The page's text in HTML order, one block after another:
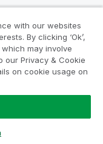
AB. Alle
with our websites
By clicking ‘Ok’,
may involve
our Privacy & Cookie
on cookie usage on